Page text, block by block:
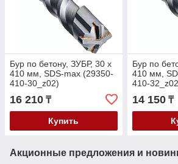
Бур по бетону, ЗУБР, 30 х
410 мм, SDS-max (29350-
410-30_z02)
16 210 ₸
Купить
Бур по
410 мм,
410-
14 150₸
Акционные предложения и